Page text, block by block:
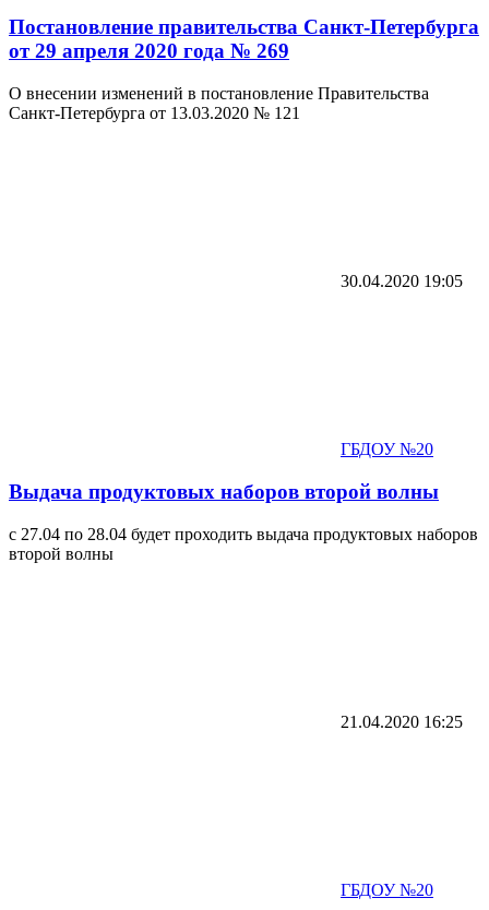
Постановление правительства Санкт-Петербурга
от 29 апреля 2020 года № 269
О внесении изменений в постановление Правительства
Санкт-Петербурга от 13.03.2020 № 121
30.04.2020 19:05
ГБДОУ №20
Выдача продуктовых наборов второй волны
c 27.04 по 28.04 будет проходить выдача продуктовых наборов
второй волны
21.04.2020 16:25
ГБДОУ №20